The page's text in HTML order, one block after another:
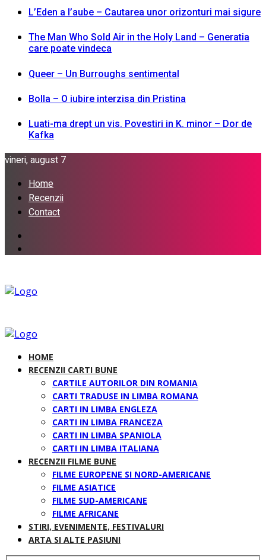
L’Eden a I’aube – Cautarea unor orizonturi mai sigure
The Man Who Sold Air in the Holy Land – Generatia
care poate vindeca
Queer – Un Burroughs sentimental
Bolla – O iubire interzisa din Pristina
Luati-ma drept un vis. Povestiri in K. minor – Dor de
Kafka
vineri, august 7
Home
Recenzii
Contact
HOME
RECENZII CARTI BUNE
CARTILE AUTORILOR DIN ROMANIA
CARTI TRADUSE IN LIMBA ROMANA
CARTI IN LIMBA ENGLEZA
CARTI IN LIMBA FRANCEZA
CARTI IN LIMBA SPANIOLA
CARTI IN LIMBA ITALIANA
RECENZII FILME BUNE
FILME EUROPENE SI NORD-AMERICANE
FILME ASIATICE
FILME SUD-AMERICANE
FILME AFRICANE
STIRI, EVENIMENTE, FESTIVALURI
ARTA SI ALTE PASIUNI